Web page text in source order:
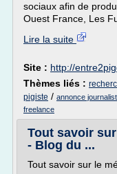
sociaux afin de
Ouest France, Les
Lire la suite
Site : http://
Thèmes liés :
pigiste / annonce
freelance
Tout savoir
- Blog du ...
Tout savoir sur le